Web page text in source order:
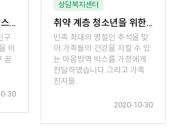
호캉스: 호강하는 바캉스
구
이
꿈
30
상담복지센터
취약 계층 청소년을 위한 "넉넉하고 건강한 한가위 생활"
​민족 최대의 명절인 추석을 맞
아 가족들의 건강을 지킬 수 있
는 마음방역 박스를 가정에게
전달하였습니다.그리고 가족
친지들..
2020-10-30